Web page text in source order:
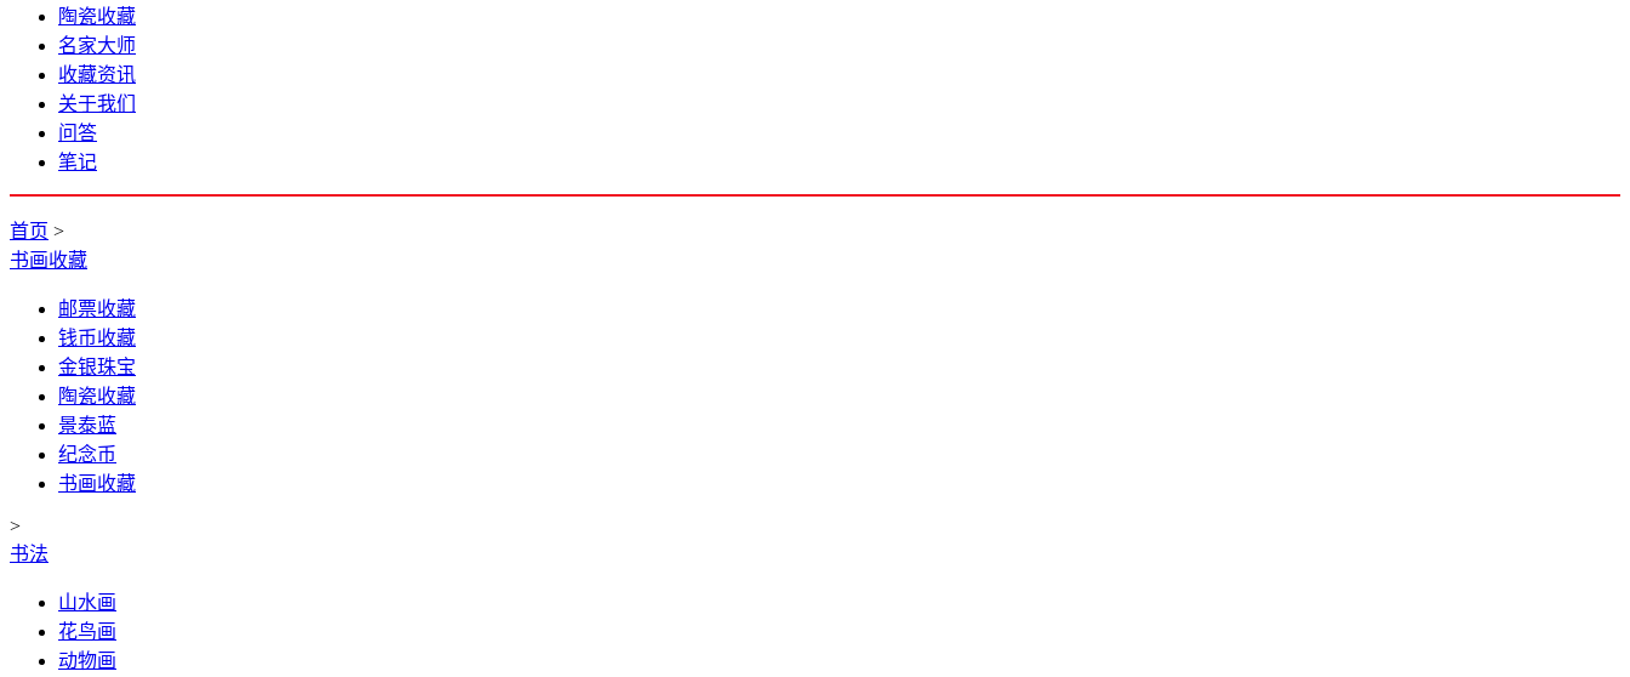
陶瓷收藏
名家大师
收藏资讯
关于我们
问答
笔记
首页 >
书画收藏
邮票收藏
钱币收藏
金银珠宝
陶瓷收藏
景泰蓝
纪念币
书画收藏
>
书法
山水画
花鸟画
动物画